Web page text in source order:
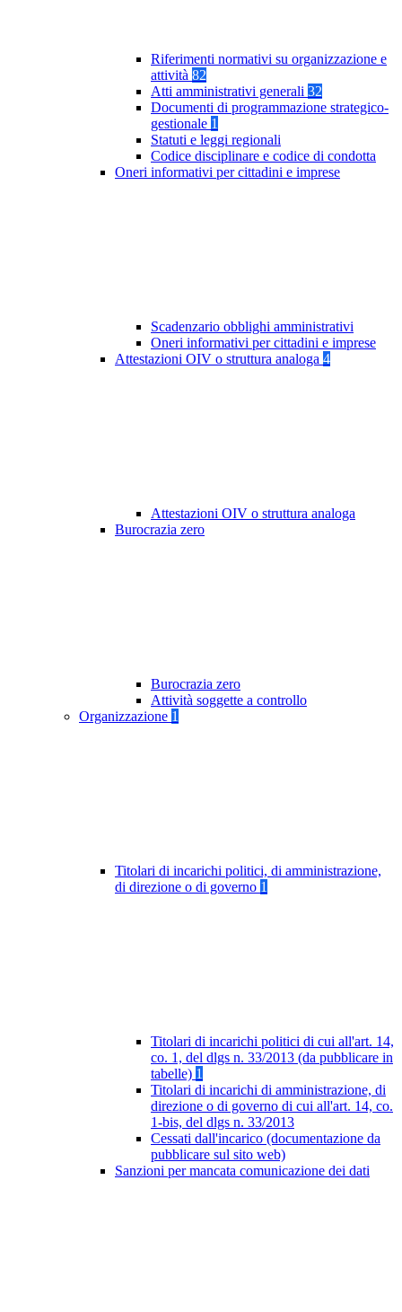
Riferimenti normativi su organizzazione e
attività 82
Atti amministrativi generali 32
Documenti di programmazione strategico-
gestionale 1
Statuti e leggi regionali
Codice disciplinare e codice di condotta
Oneri informativi per cittadini e imprese
Scadenzario obblighi amministrativi
Oneri informativi per cittadini e imprese
Attestazioni OIV o struttura analoga 4
Attestazioni OIV o struttura analoga
Burocrazia zero
Burocrazia zero
Attività soggette a controllo
Organizzazione 1
Titolari di incarichi politici, di amministrazione,
di direzione o di governo 1
Titolari di incarichi politici di cui all'art. 14,
co. 1, del dlgs n. 33/2013 (da pubblicare in
tabelle) 1
Titolari di incarichi di amministrazione, di
direzione o di governo di cui all'art. 14, co.
1-bis, del dlgs n. 33/2013
Cessati dall'incarico (documentazione da
pubblicare sul sito web)
Sanzioni per mancata comunicazione dei dati